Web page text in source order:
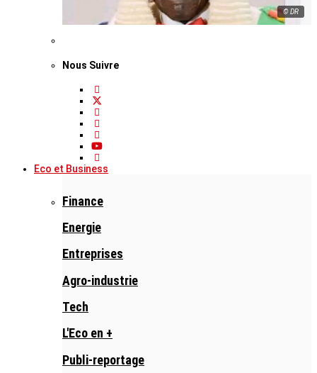
© DR
Nous Suivre
Eco et Business
Finance
Energie
Entreprises
Agro-industrie
Tech
L'Eco en +
Publi-reportage